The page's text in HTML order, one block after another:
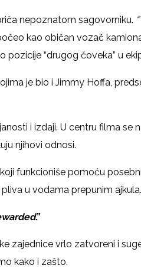
nepoznatom sagovorniku.
kao običan vozač
“drugog čoveka” u
je bio i Jimmy Hoffa,
i izdaji. U centru filma se
njihovi odnosi.
funkcioniše pomoću
u vodama prepunim ajkula.
.”
zajednice vrlo zatvoreni i
kako i zašto.